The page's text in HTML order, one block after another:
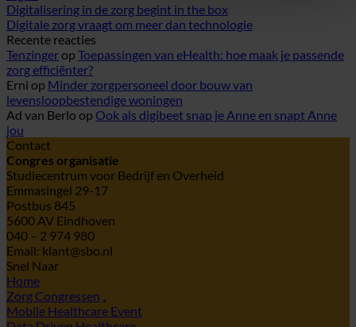
Digitalisering in de zorg begint in the box
Digitale zorg vraagt om meer dan technologie
Recente reacties
Tenzingerop Toepassingen van eHealth: hoe maak je passende
zorg efficiënter?
Erni op Minder zorgpersoneel door bouw van
levensloopbestendige woningen
Ad van Berlo op Ook als digibeet snap je Anne en snapt Anne
jou
Contact
Congres organisatie
Studiecentrum voor Bedrijf en Overheid
Emmasingel 29-17
Postbus 845
5600 AV Eindhoven
040 – 2 974 980
Email: klant@sbo.nl
Snel Naar
Home
Zorg Congressen
Mobile Healthcare Event